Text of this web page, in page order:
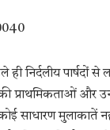
निर्दलीय पार्षदों से
प्राथमिकताओं और
साधारण मुलाकातें